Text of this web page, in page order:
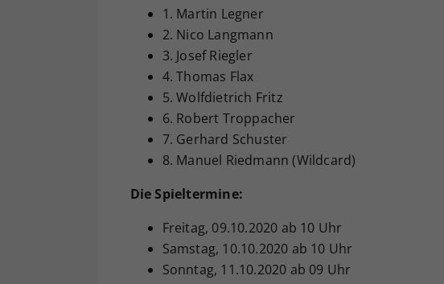
1. Martin Legner
2. Nico Langmann
3. Josef Riegler
4. Thomas Flax
5. Wolfdietrich Fritz
6. Robert Troppacher
7. Gerhard Schuster
8. Manuel Riedmann (Wildcard)
Die Spieltermine:
Freitag, 09.10.2020 ab 10 Uhr
Samstag, 10.10.2020 ab 10 Uhr
Sonntag, 11.10.2020 ab 09 Uhr